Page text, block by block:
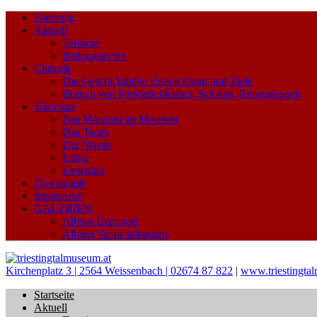
Startseite
Aktuell
Termine
Beitragsarchiv
Chronik
Die Geschichtliche Entwicklung und Ziele
Besuch von Persönlichkeiten, Schulen, Reisegruppen
Über uns
Das Museum im Museum
Das Team
Der Verein
Links
Lageplan
Downloads
Impressum
GALERIEN
Album Exponate
Album Veranstaltungen
Kirchenplatz 3 | 2564 Weissenbach | 02674 87 822 |
Startseite
Aktuell